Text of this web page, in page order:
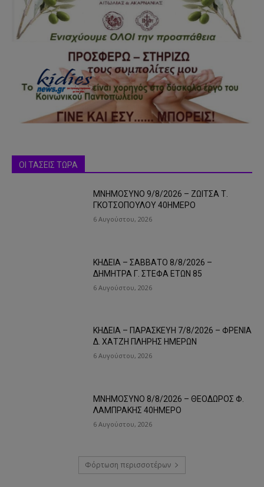
ΟΙ ΤΑΣΕΙΣ ΤΩΡΑ
ΜΝΗΜΟΣΥΝΟ 9/8/2026 – ΖΩΙΤΣΑ Τ.
ΓΚΟΤΣΟΠΟΥΛΟΥ 40ΗΜΕΡΟ
6 Αυγούστου, 2026
ΚΗΔΕΙΑ – ΣΑΒΒΑΤΟ 8/8/2026 –
ΔΗΜΗΤΡΑ Γ. ΣΤΕΦΑ ΕΤΩΝ 85
6 Αυγούστου, 2026
ΚΗΔΕΙΑ – ΠΑΡΑΣΚΕΥΗ 7/8/2026 – ΦΡΕΝΙΑ
Δ. ΧΑΤΖΗ ΠΛΗΡΗΣ ΗΜΕΡΩΝ
6 Αυγούστου, 2026
ΜΝΗΜΟΣΥΝΟ 8/8/2026 – ΘΕΟΔΩΡΟΣ Φ.
ΛΑΜΠΡΑΚΗΣ 40ΗΜΕΡΟ
6 Αυγούστου, 2026
Φόρτωση περισσοτέρων